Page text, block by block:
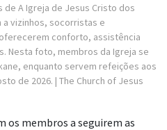
A Igreja de Jesus Cristo dos
a vizinhos, socorristas e
conforto, assistência
Nesta foto, membros da Igreja se
enquanto servem refeições aos
de 2026. | The Church of Jesus
os membros a seguirem as